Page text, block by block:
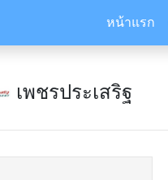
หน้าแรก
เพชรประเสริฐ